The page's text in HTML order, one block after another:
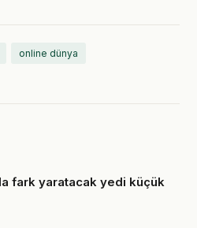
online dünya
fark yaratacak yedi küçük